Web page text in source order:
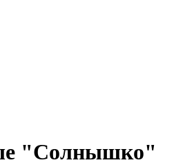
"Солнышко"